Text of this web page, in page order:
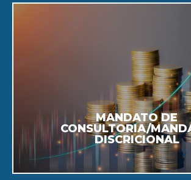
MANDATO DE
CONSULTORIA/
DISCRICIONAL
A gestão do seu património
autónoma ou com a
nossos especialistas.